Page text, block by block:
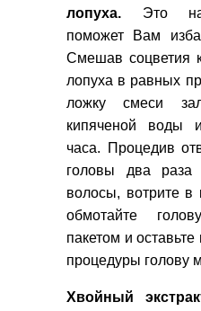
лопуха. Это
поможет Вам
Смешав соцветия
лопуха в равных
ложку смеси
кипяченой воды
часа. Процедив
головы два
волосы, вотрите в
обмотайте
пакетом и
процедуры голову
Хвойный